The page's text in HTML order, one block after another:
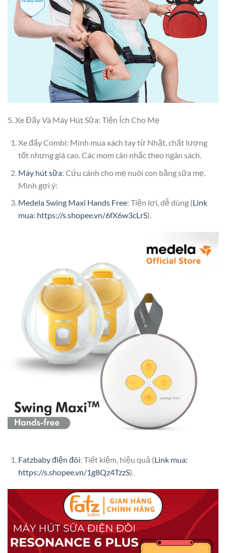
5. Xe Đẩy Và Máy Hút Sữa: Tiện Ích Cho Mẹ
Xe đẩy Combi: Mình mua xách tay từ Nhật, chất lượng
tốt nhưng giá cao. Các mom cân nhắc theo ngân sách.
Máy hút sữa: Cứu cánh cho mẹ nuôi con bằng sữa mẹ.
Mình gợi ý:
Medela Swing Maxi Hands Free: Tiện lợi, dễ dùng (Link
mua: https://s.shopee.vn/6fX6w3cLrS).
Fatzbaby điện đôi: Tiết kiệm, hiệu quả (Link mua:
https://s.shopee.vn/1g8Qz4TzzS).